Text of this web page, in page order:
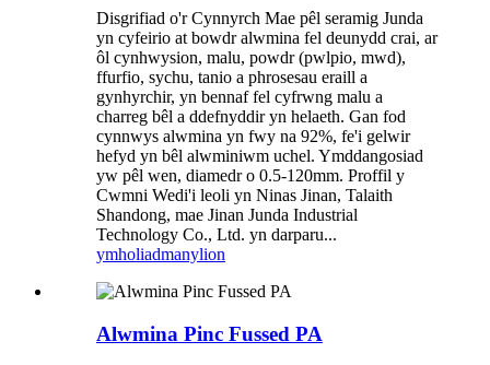
Disgrifiad o'r Cynnyrch Mae pêl seramig Junda
yn cyfeirio at bowdr alwmina fel deunydd crai, ar
ôl cynhwysion, malu, powdr (pwlpio, mwd),
ffurfio, sychu, tanio a phrosesau eraill a
gynhyrchir, yn bennaf fel cyfrwng malu a
charreg bêl a ddefnyddir yn helaeth. Gan fod
cynnwys alwmina yn fwy na 92%, fe'i gelwir
hefyd yn bêl alwminiwm uchel. Ymddangosiad
yw pêl wen, diamedr o 0.5-120mm. Proffil y
Cwmni Wedi'i leoli yn Ninas Jinan, Talaith
Shandong, mae Jinan Junda Industrial
Technology Co., Ltd. yn darparu...
ymholiadmanylion
Alwmina Pinc Fussed PA